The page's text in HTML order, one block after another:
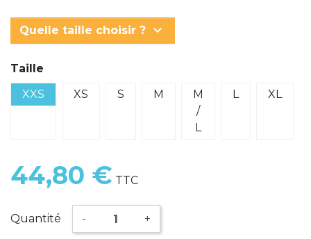
Quelle taille choisir ? keyboard_arrow_down
Taille
XXS
XS S M
M
/
L
L XL
44,80 € TTC
Quantité - +